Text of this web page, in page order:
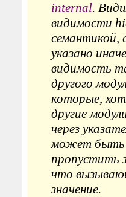
internal.
видимости
семантикой,
указано
видимость
другого
которые,
другие
через
может быть
пропустить
что
значение.